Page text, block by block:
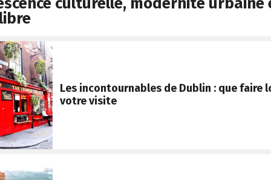
Les incontournables de Dublin : que faire
votre visite